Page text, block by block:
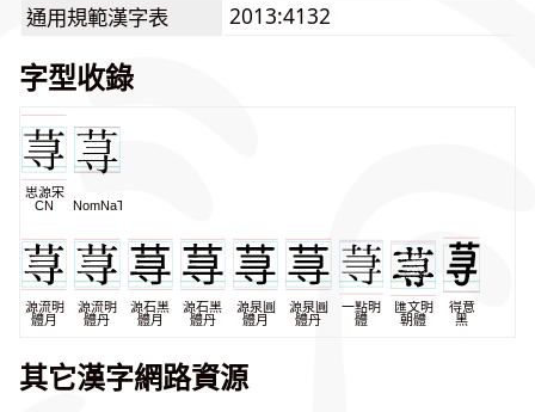
通用規範漢字表
2013:4132
字型收錄
思源宋
CN
NomNaTong
源流明
體月
源流明
體丹
源石黑
體月
源石黑
體丹
源泉圓
體月
源泉圓
體丹
一點明
體
匯文明
朝體
得意
黑
其它漢字網路資源